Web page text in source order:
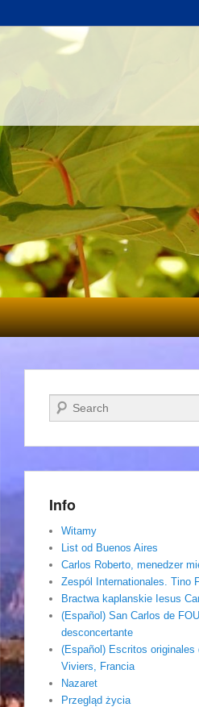
Szukaj
Info
Witamy
List od Buenos Aires
Carlos Roberto, menedzer
Zespól Internationales. Tino
Bractwa kaplanskie Iesus
(Español) San Carlos de
desconcertante
(Español) Escritos originales
Viviers, Francia
Nazaret
Przegląd życia